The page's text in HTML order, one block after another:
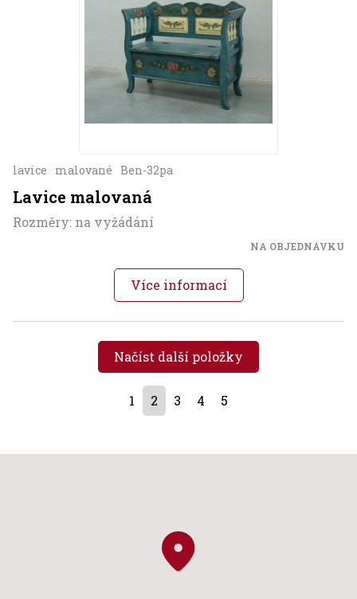
lavice malované Ben-32pa
Lavice malovaná
Rozměry: na vyžádání
NA OBJEDNÁVKU
Více informací
Načíst další položky
1 2 3 4 5